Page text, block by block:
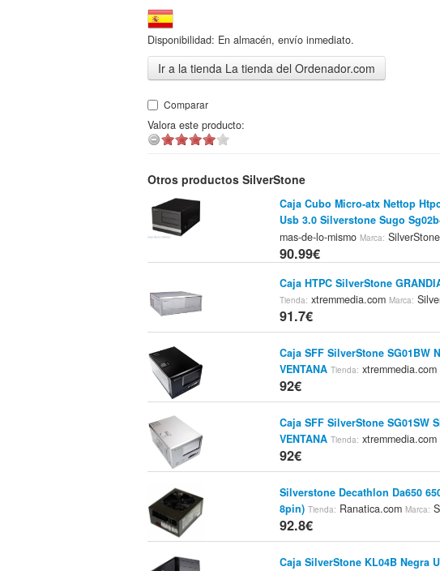
Disponibilidad: En almacén, envío inmediato.
Ir a la tienda La tienda del Ordenador.com
Comparar
Valora este producto:
Otros productos SilverStone
Caja Cubo Micro-atx Nettop
Usb 3.0 Silverstone Sugo
mas-de-lo-mismoMarca: SilverStone
90.99€
Caja HTPC SilverStone
Tienda: xtremmedia.comMarca:
91.7€
Caja SFF SilverStone SG01BW
VENTANA Tienda: xtremmedia.com
92€
Caja SFF SilverStone SG01SW
VENTANA Tienda: xtremmedia.com
92€
Silverstone Decathlon Da650
8pin) Tienda: Ranatica.comMarca:
92.8€
Caja SilverStone KL04B Negra